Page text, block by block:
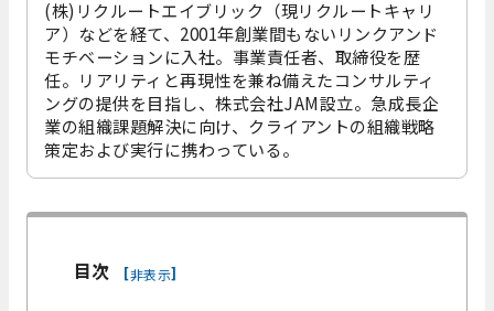
(株)リクルートエイブリック（現リクルートキャリ
ア）などを経て、2001年創業間もないリンクアンド
モチベーションに入社。事業責任者、取締役を歴
任。リアリティと再現性を兼ね備えたコンサルティ
ングの提供を目指し、株式会社JAM設立。急成長企
業の組織課題解決に向け、クライアントの組織戦略
策定および実行に携わっている。
目次 [非表示]